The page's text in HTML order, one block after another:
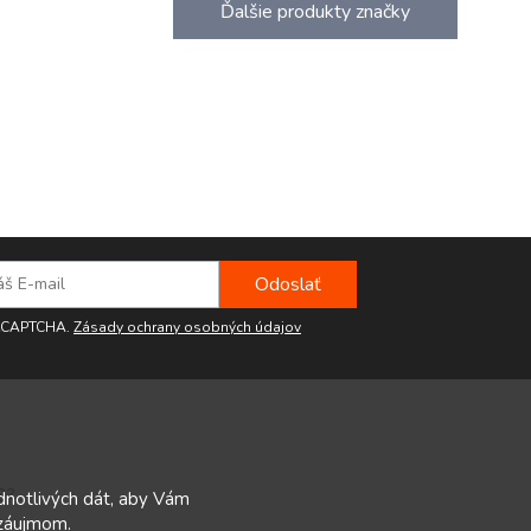
Ďalšie produkty značky
Zásady ochrany osobných údajov
dát, aby Vám